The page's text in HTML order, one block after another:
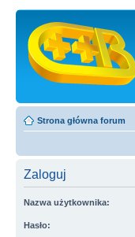
Strona główna forum
Zaloguj
Nazwa użytkownika:
Hasło: